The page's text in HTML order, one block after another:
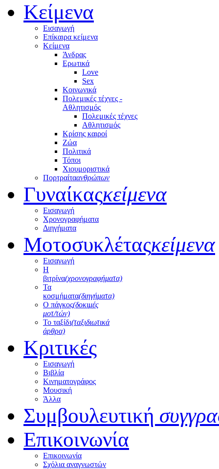
Κείμενα
Εισαγωγή
Επίκαιρα κείμενα
Κείμενα
Άνδρας
Ερωτικά
Love
Sex
Κοινωνικά
Πολεμικές τέχνες -
Αθλητισμός
Πολεμικές τέχνες
Αθλητισμός
Κρίσης καιροί
Ζώα
Πολιτικά
Τόποι
Χιουμοριστικά
Πορτραίταανθρώπων
Γυναίκαςκείμενα
Εισαγωγή
Χρονογραφήματα
Διηγήματα
Μοτοσυκλέταςκείμενα
Εισαγωγή
Η
βιτρίνα(χρονογραφήματα)
Τα
κοσμήματα(διηγήματα)
Ο πάγκος(δοκιμές
μοτ/τών)
Το ταξίδι(ταξιδιωτικά
άρθρα)
Κριτικές
Εισαγωγή
Βιβλία
Κινηματογράφος
Μουσική
Άλλα
Συμβουλευτική
Επικοινωνία
Επικοινωνία
Σχόλια αναγνωστών